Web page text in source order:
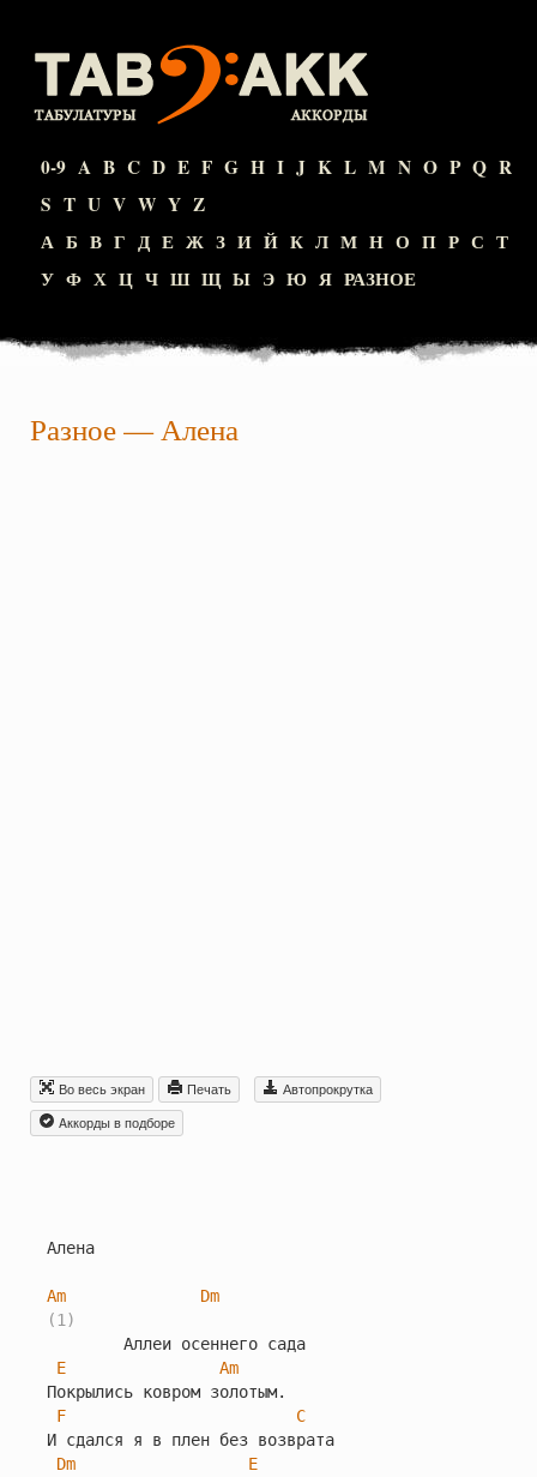
0-9 A B C D E F G H I J K L M N O P Q R
S T U V W Y Z
А Б В Г Д Е Ж З И Й К Л М Н О П Р С Т
У Ф Х Ц Ч Ш Щ Ы Э Ю Я РАЗНОЕ
Разное—Алена
Во весь экран Печать
Автопрокрутка
Aккорды в подборе
Алена
Am
Dm
(1)
        Аллеи осеннего сада
E
Am
Покрылись ковром золотым.
F
C
И сдался я в плен без возврата
Dm
E